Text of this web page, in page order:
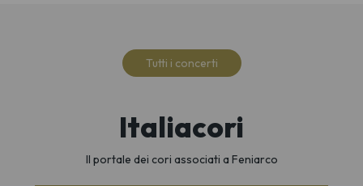
Tutti i concerti
Italiacori
Il portale dei cori associati a Feniarco